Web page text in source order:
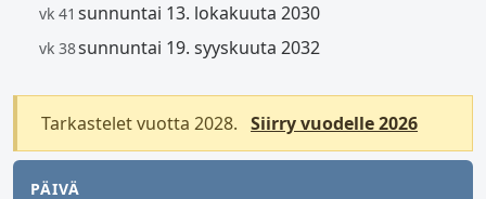
vk 41 sunnuntai 13. lokakuuta 2030
vk 38sunnuntai 19. syyskuuta 2032
Tarkastelet vuotta 2028. Siirry vuodelle 2026
PÄIVÄ